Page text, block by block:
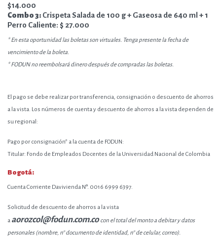
$14.000
Combo 3: Crispeta Salada de 100 g + Gaseosa de 640 ml + 1
Perro Caliente: $ 27.000
* En esta oportunidad las boletas son virtuales. Tenga presente la fecha de
vencimiento de la boleta.
* FODUN no reembolsará dinero después de compradas las boletas.
El pago se debe realizar por transferencia, consignación o descuento de ahorros
a la vista. Los números de cuenta y descuento de ahorros a la vista dependen de
su regional:
Pago por consignación* a la cuenta de FODUN:
Titular: Fondo de Empleados Docentes de la Universidad Nacional de Colombia
Bogotá:
Cuenta Corriente Davivienda N°. 0016 6999 6397.
Solicitud de descuento de ahorros a la vista
a aorozcol@fodun.com.cocon el total del monto a debitar y datos
personales (nombre, n° documento de identidad, n° de celular, correo).